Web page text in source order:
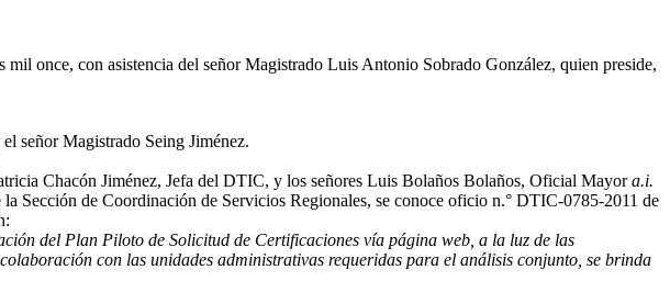
once, con asistencia del señor Magistrado Luis Antonio Sobrado González, quien preside,
señor Magistrado Seing Jiménez.
Chacón Jiménez, Jefa del DTIC, y los señores Luis Bolaños Bolaños, Oficial Mayora.i.
de Coordinación de Servicios Regionales, se conoce oficio n.° DTIC-0785-2011 de
del Plan Piloto de Solicitud de Certificaciones vía página web, a la luz de las
con las unidades administrativas requeridas para el análisis conjunto, se brinda